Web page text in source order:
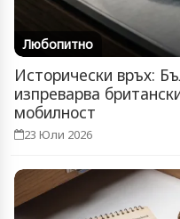
Любопитно
Исторически връх:
изпреварва
мобилност
23 Юли 2026